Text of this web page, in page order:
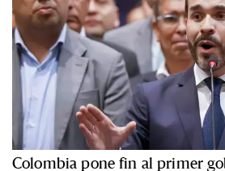
Colombia pone fin al primer